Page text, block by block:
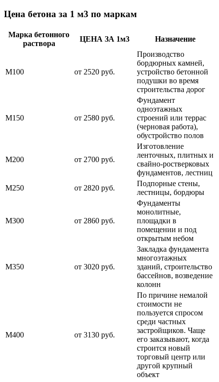
Цена бетона за 1 м3 по маркам
Марка бетонного
раствора
ЦЕНА ЗА 1м3 Назначение
М100 от 2520 руб.
Производство
бордюрных камней,
устройство бетонной
подушки во время
строительства дорог
М150 от 2580 руб.
Фундамент
одноэтажных
строений или террас
(черновая работа),
обустройство полов
М200 от 2700 руб.
Изготовление
ленточных, плитных и
свайно-ростверковых
фундаментов, лестниц
М250
от 2820 руб.
Подпорные стены,
лестницы, бордюры
М300 от 2860 руб.
Фундаменты
монолитные,
площадки в
помещении и под
открытым небом
М350 от 3020 руб.
Закладка фундамента
многоэтажных
зданий, строительство
бассейнов, возведение
колонн
М400 от 3130 руб.
По причине немалой
стоимости не
пользуется спросом
среди частных
застройщиков. Чаще
его заказывают, когда
строится новый
торговый центр или
другой крупный
объект